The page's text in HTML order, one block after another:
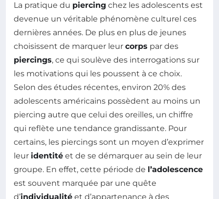
La pratique du piercing chez les adolescents est
devenue un véritable phénomène culturel ces
dernières années. De plus en plus de jeunes
choisissent de marquer leur corps par des
piercings, ce qui soulève des interrogations sur
les motivations qui les poussent à ce choix.
Selon des études récentes, environ 20% des
adolescents américains possèdent au moins un
piercing autre que celui des oreilles, un chiffre
qui reflète une tendance grandissante. Pour
certains, les piercings sont un moyen d’exprimer
leur identité et de se démarquer au sein de leur
groupe. En effet, cette période de l’adolescence
est souvent marquée par une quête
d’individualité et d’appartenance à des